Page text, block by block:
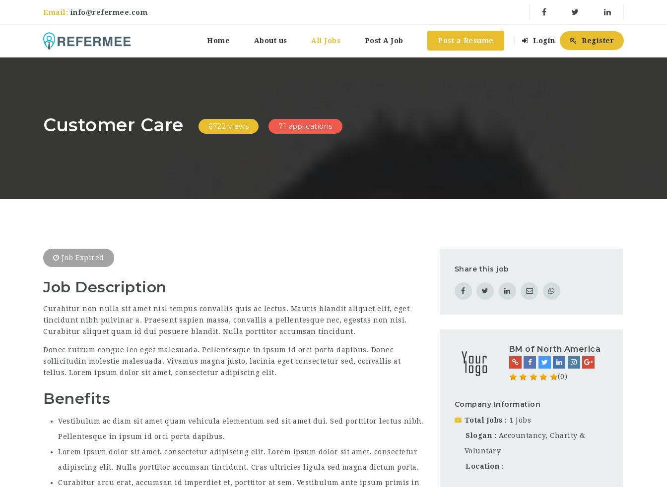
Email:info@refermee.com
Home About us All Jobs Post A Job Post a Resume Login Register
Customer Care 6722 views 71 applications
Job Expired
Job Description
Curabitur non nulla sit amet nisl tempus convallis quis ac lectus. Mauris blandit aliquet elit, eget
tincidunt nibh pulvinar a. Praesent sapien massa, convallis a pellentesque nec, egestas non nisi.
Curabitur aliquet quam id dui posuere blandit. Nulla porttitor accumsan tincidunt.
Donec rutrum congue leo eget malesuada. Pellentesque in ipsum id orci porta dapibus. Donec
sollicitudin molestie malesuada. Vivamus magna justo, lacinia eget consectetur sed, convallis at
tellus. Lorem ipsum dolor sit amet, consectetur adipiscing elit.
Benefits
Vestibulum ac diam sit amet quam vehicula elementum sed sit amet dui. Sed porttitor lectus nibh.
Pellentesque in ipsum id orci porta dapibus.
Lorem ipsum dolor sit amet, consectetur adipiscing elit. Lorem ipsum dolor sit amet, consectetur
adipiscing elit. Nulla porttitor accumsan tincidunt. Cras ultricies ligula sed magna dictum porta.
Curabitur arcu erat, accumsan id imperdiet et, porttitor at sem. Vestibulum ante ipsum primis in
Share this job
BM of North America
(0)
Company Information
Total Jobs
1 Jobs
Slogan
Accountancy, Charity &
Voluntary
Location